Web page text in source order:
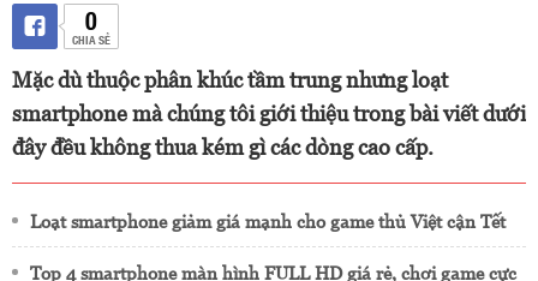
0
CHIA SẺ
Mặc dù thuộc phân khúc tầm trung nhưng loạt
smartphone mà chúng tôi giới thiệu trong bài viết dưới
đây đều không thua kém gì các dòng cao cấp.
Loạt smartphone giảm giá mạnh cho game thủ Việt cận Tết
Top 4 smartphone màn hình FULL HD giá rẻ, chơi game cực